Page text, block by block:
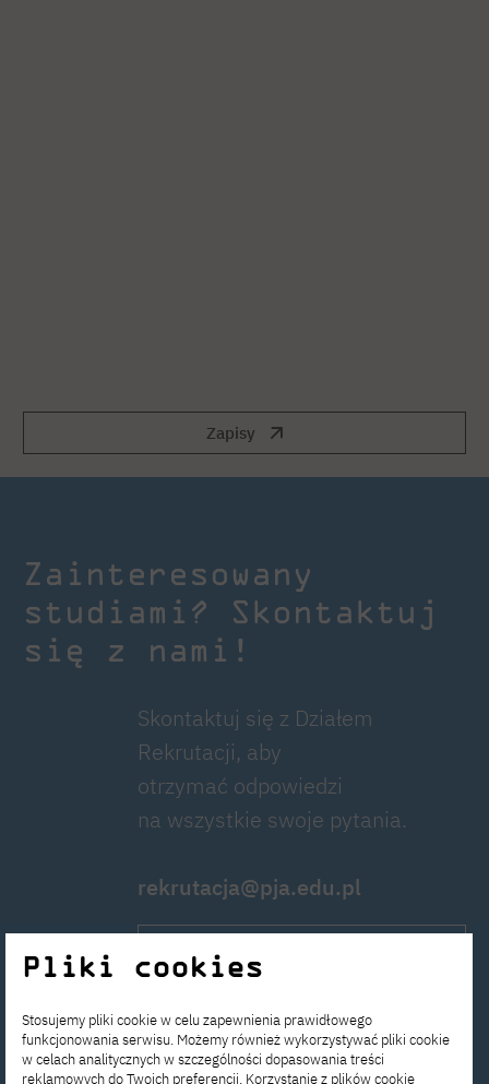
Zapisy
Zainteresowany
studiami? Skontaktuj
się z nami!
Skontaktuj się z Działem
Rekrutacji, aby
otrzymać odpowiedzi
na wszystkie swoje pytania.
rekrutacja@pja.edu.pl
Napisz do nas!
Pliki cookies
Stosujemy pliki cookie w celu zapewnienia prawidłowego
funkcjonowania serwisu. Możemy również wykorzystywać pliki cookie
w celach analitycznych w szczególności dopasowania treści
reklamowych do Twoich preferencji. Korzystanie z plików cookie